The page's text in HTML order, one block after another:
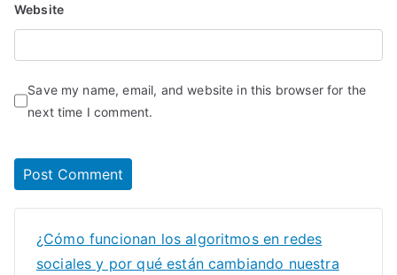
Website
Save my name, email, and website in this browser for the
next time I comment.
¿Cómo funcionan los algoritmos en redes
sociales y por qué están cambiando nuestra